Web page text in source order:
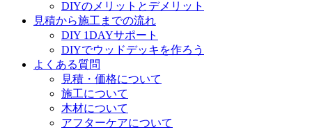
DIYのメリットとデメリット
見積から施工までの流れ
DIY 1DAYサポート
DIYでウッドデッキを作ろう
よくある質問
見積・価格について
施工について
木材について
アフターケアについて